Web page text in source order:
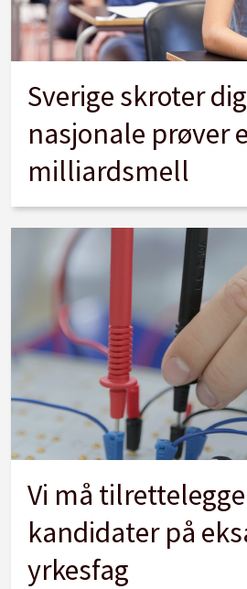
Sverige skroter
nasjonale prøver
milliardsmell
Vi må
kandidater på
yrkesfag